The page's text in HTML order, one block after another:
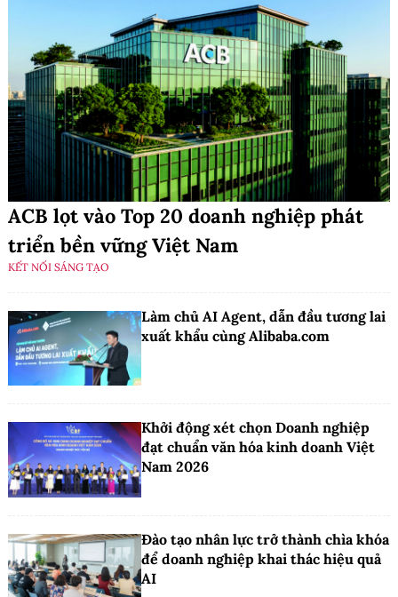
ACB lọt vào Top 20 doanh nghiệp phát
triển bền vững Việt Nam
KẾT NỐI SÁNG TẠO
Làm chủ AI Agent, dẫn đầu tương lai
xuất khẩu cùng Alibaba.com
Khởi động xét chọn Doanh nghiệp
đạt chuẩn văn hóa kinh doanh Việt
Nam 2026
Đào tạo nhân lực trở thành chìa khóa
để doanh nghiệp khai thác hiệu quả
AI